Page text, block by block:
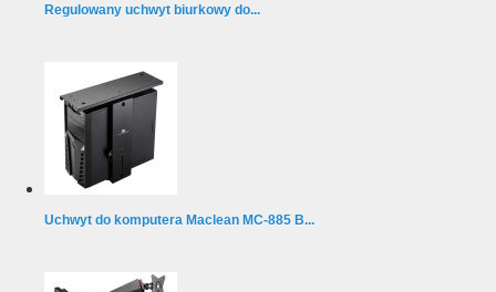
Regulowany uchwyt biurkowy do...
Uchwyt do komputera Maclean MC-885 B...